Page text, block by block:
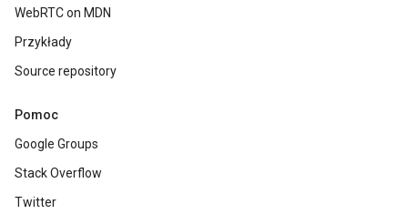
WebRTC on MDN
Przykłady
Source repository
Pomoc
Google Groups
Stack Overflow
Twitter